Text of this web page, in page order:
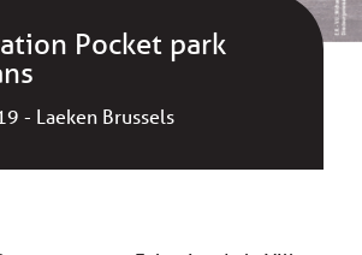
Pocket park
- Laeken Brussels